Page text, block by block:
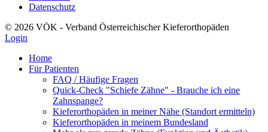
Datenschutz
© 2026 VÖK - Verband Österreichischer Kieferorthopäden
Login
Home
Für Patienten
FAQ / Häufige Fragen
Quick-Check "Schiefe Zähne" - Brauche ich eine
Zahnspange?
Kieferorthopäden in meiner Nähe (Standort ermitteln)
Kieferorthopäden in meinem Bundesland